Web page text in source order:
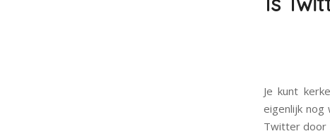
Je kunt
eigenlijk nog
Twitter door